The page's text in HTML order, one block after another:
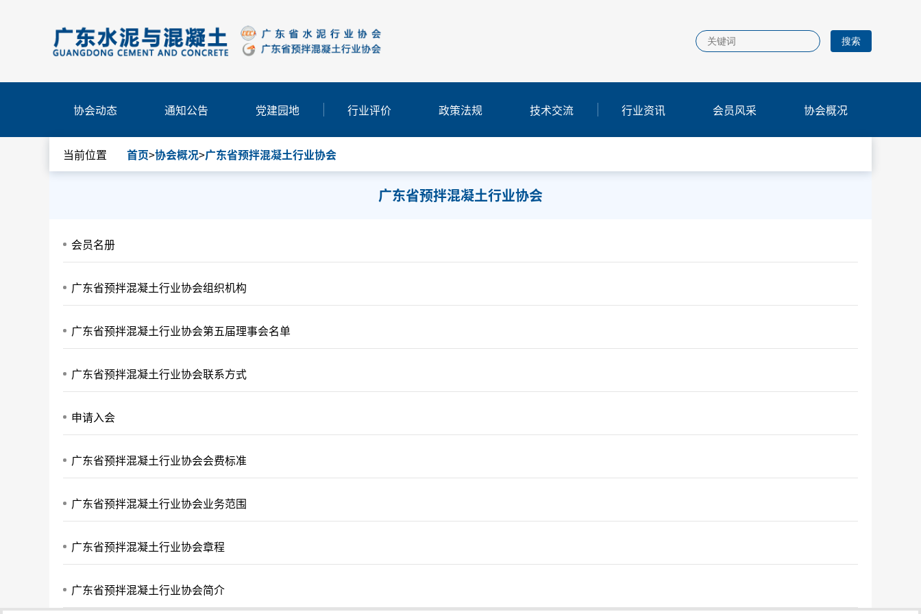
协会动态 通知公告 党建园地 行业评价 政策法规 技术交流 行业资讯 会员风采 协会概况
当前位置 首页>协会概况>广东省预拌混凝土行业协会
广东省预拌混凝土行业协会
会员名册
广东省预拌混凝土行业协会组织机构
广东省预拌混凝土行业协会第五届理事会名单
广东省预拌混凝土行业协会联系方式
申请入会
广东省预拌混凝土行业协会会费标准
广东省预拌混凝土行业协会业务范围
广东省预拌混凝土行业协会章程
广东省预拌混凝土行业协会简介